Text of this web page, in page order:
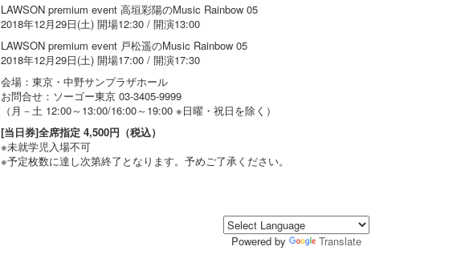
LAWSON premium event 高垣彩陽のMusic Rainbow 05
2018年12月29日(土) 開場12:30 / 開演13:00
LAWSON premium event 戸松遥のMusic Rainbow 05
2018年12月29日(土) 開場17:00 / 開演17:30
会場：東京・中野サンプラザホール
お問合せ：ソーゴー東京 03-3405-9999
（月－土 12:00～13:00/16:00～19:00 ※日曜・祝日を除く）
[当日券]全席指定 4,500円（税込）
※未就学児入場不可
※予定枚数に達し次第終了となります。予めご了承ください。
Powered by Translate